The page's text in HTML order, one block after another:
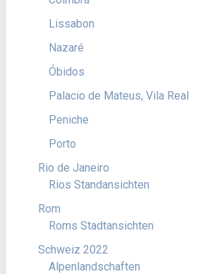
Lissabon
Nazaré
Óbidos
Palacio de Mateus, Vila Real
Peniche
Porto
Rio de Janeiro
Rios Standansichten
Rom
Roms Stadtansichten
Schweiz 2022
Alpenlandschaften